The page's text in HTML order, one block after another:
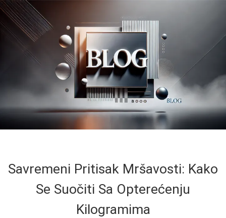
Savremeni Pritisak Mršavosti: Kako
Se Suočiti Sa Opterećenju
Kilogramima